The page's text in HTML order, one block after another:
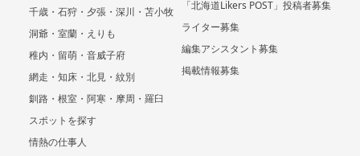
千歳・石狩・夕張・深川・苫小牧
洞爺・室蘭・えりも
稚内・留萌・音威子府
網走・知床・北見・紋別
釧路・根室・阿寒・摩周・羅臼
スポットを探す
情熱の仕事人
「北海道Likers POST」投稿者募集
ライター募集
編集アシスタント募集
掲載情報募集